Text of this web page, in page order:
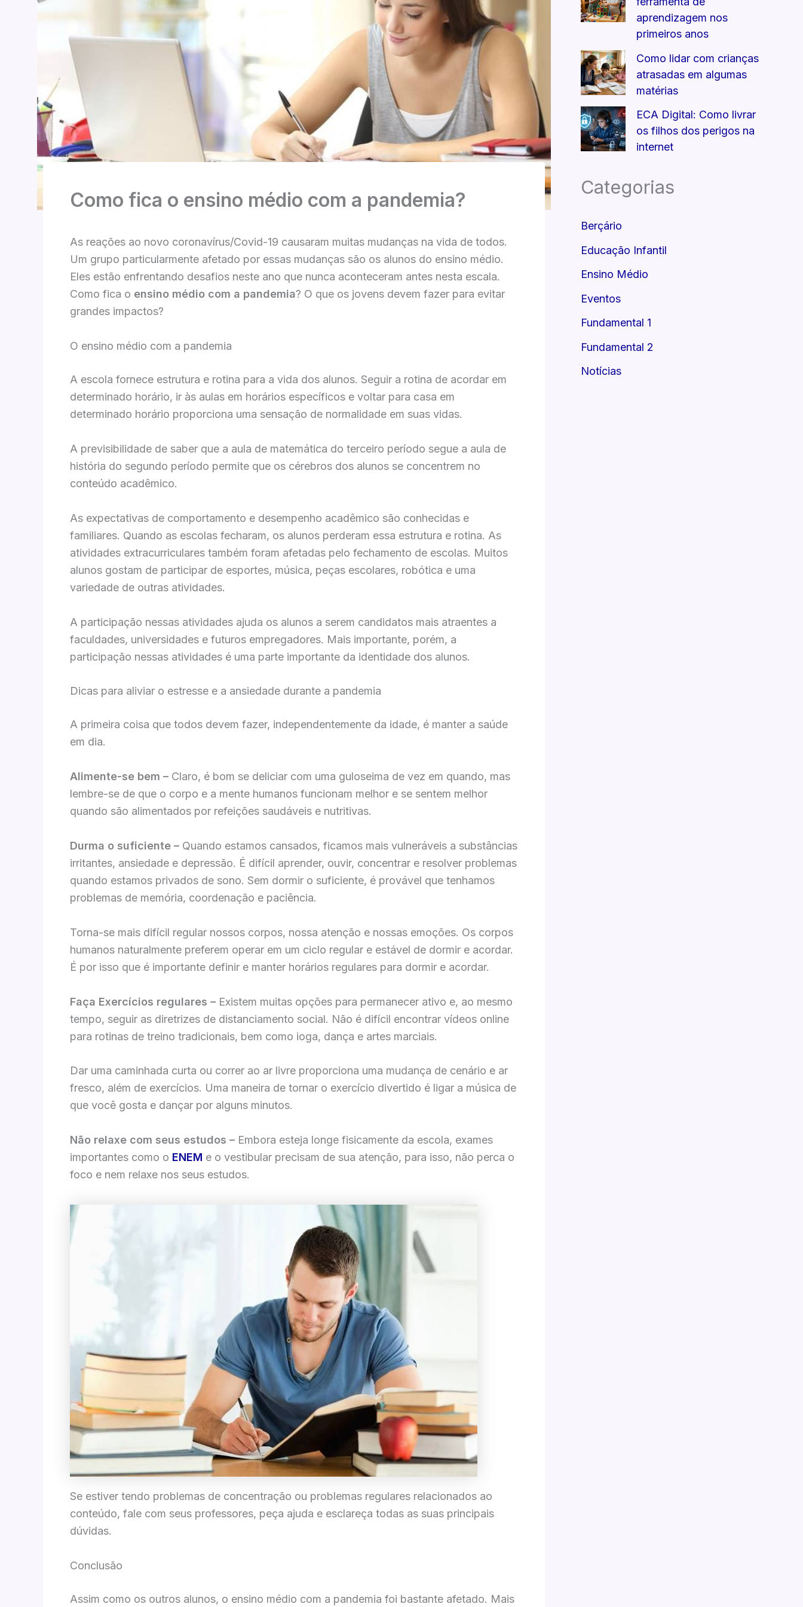
Como fica o ensino médio com a pandemia?
As reações ao novo coronavírus/Covid-19 causaram muitas mudanças na vida de todos.
Um grupo particularmente afetado por essas mudanças são os alunos do ensino médio.
Eles estão enfrentando desafios neste ano que nunca aconteceram antes nesta escala.
Como fica o ensino médio com a pandemia? O que os jovens devem fazer para evitar
grandes impactos?
O ensino médio com a pandemia
A escola fornece estrutura e rotina para a vida dos alunos. Seguir a rotina de acordar em
determinado horário, ir às aulas em horários específicos e voltar para casa em
determinado horário proporciona uma sensação de normalidade em suas vidas.
A previsibilidade de saber que a aula de matemática do terceiro período segue a aula de
história do segundo período permite que os cérebros dos alunos se concentrem no
conteúdo acadêmico.
As expectativas de comportamento e desempenho acadêmico são conhecidas e
familiares. Quando as escolas fecharam, os alunos perderam essa estrutura e rotina. As
atividades extracurriculares também foram afetadas pelo fechamento de escolas. Muitos
alunos gostam de participar de esportes, música, peças escolares, robótica e uma
variedade de outras atividades.
A participação nessas atividades ajuda os alunos a serem candidatos mais atraentes a
faculdades, universidades e futuros empregadores. Mais importante, porém, a
participação nessas atividades é uma parte importante da identidade dos alunos.
Dicas para aliviar o estresse e a ansiedade durante a pandemia
A primeira coisa que todos devem fazer, independentemente da idade, é manter a saúde
em dia.
Alimente-se bem – Claro, é bom se deliciar com uma guloseima de vez em quando, mas
lembre-se de que o corpo e a mente humanos funcionam melhor e se sentem melhor
quando são alimentados por refeições saudáveis ​​e nutritivas.
Durma o suficiente – Quando estamos cansados, ficamos mais vulneráveis ​​a substâncias
irritantes, ansiedade e depressão. É difícil aprender, ouvir, concentrar e resolver problemas
quando estamos privados de sono. Sem dormir o suficiente, é provável que tenhamos
problemas de memória, coordenação e paciência.
Torna-se mais difícil regular nossos corpos, nossa atenção e nossas emoções. Os corpos
humanos naturalmente preferem operar em um ciclo regular e estável de dormir e acordar.
É por isso que é importante definir e manter horários regulares para dormir e acordar.
Faça Exercícios regulares – Existem muitas opções para permanecer ativo e, ao mesmo
tempo, seguir as diretrizes de distanciamento social. Não é difícil encontrar vídeos online
para rotinas de treino tradicionais, bem como ioga, dança e artes marciais.
Dar uma caminhada curta ou correr ao ar livre proporciona uma mudança de cenário e ar
fresco, além de exercícios. Uma maneira de tornar o exercício divertido é ligar a música de
que você gosta e dançar por alguns minutos.
Não relaxe com seus estudos – Embora esteja longe fisicamente da escola, exames
importantes como o ENEM e o vestibular precisam de sua atenção, para isso, não perca o
foco e nem relaxe nos seus estudos.
Se estiver tendo problemas de concentração ou problemas regulares relacionados ao
conteúdo, fale com seus professores, peça ajuda e esclareça todas as suas principais
dúvidas.
Conclusão
Assim como os outros alunos, o ensino médio com a pandemia foi bastante afetado. Mais
aprendizagem nos
primeiros anos
Como lidar com crianças
atrasadas em algumas
matérias
ECA Digital: Como livrar
os filhos dos perigos na
internet
Categorias
Berçário
Educação Infantil
Ensino Médio
Eventos
Fundamental 1
Fundamental 2
Notícias